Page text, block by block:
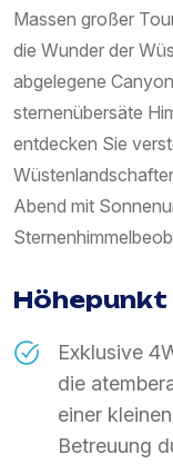
Massen großer
die Wunder der
abgelegene
sternenübersäte
entdecken Sie
Abend mit
Höhepunkt
Exklusive
die
einer
Betreuung